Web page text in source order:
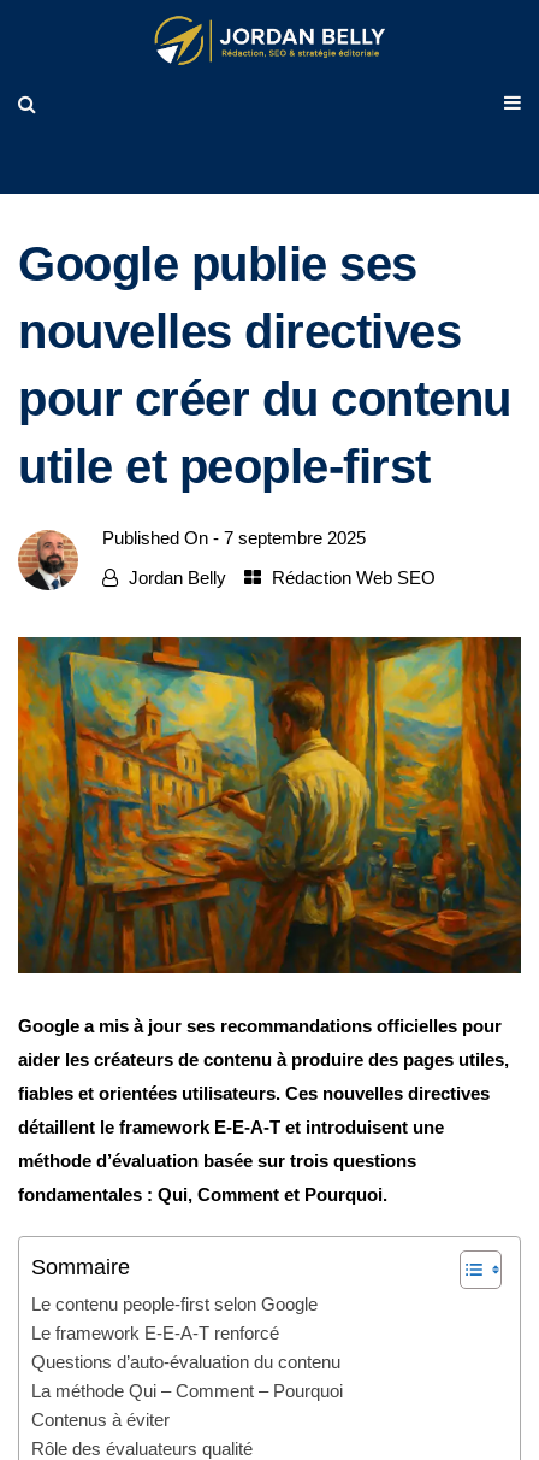
BLOG
Google publie ses
nouvelles directives
pour créer du contenu
utile et people-first
Published On - 7 septembre 2025
Jordan Belly
Rédaction Web SEO
Google a mis à jour ses recommandations officielles pour
aider les créateurs de contenu à produire des pages utiles,
fiables et orientées utilisateurs. Ces nouvelles directives
détaillent le framework E-E-A-T et introduisent une
méthode d’évaluation basée sur trois questions
fondamentales : Qui, Comment et Pourquoi.
Sommaire
Le contenu people-first selon Google
Le framework E-E-A-T renforcé
Questions d’auto-évaluation du contenu
La méthode Qui – Comment – Pourquoi
Contenus à éviter
Rôle des évaluateurs qualité